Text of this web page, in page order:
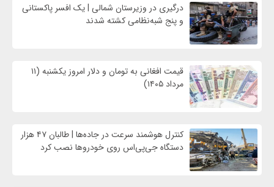
درگیری در وزیرستان شمالی | یک افسر پاکستانی
و پنج شبه‌نظامی کشته شدند
قیمت افغانی به تومان و دلار امروز یکشنبه (۱۱
مرداد ۱۴۰۵)
کنترل هوشمند سرعت در جاده‌ها | طالبان ۴۷ هزار
دستگاه جی‌پی‌اس روی خودروها نصب کرد